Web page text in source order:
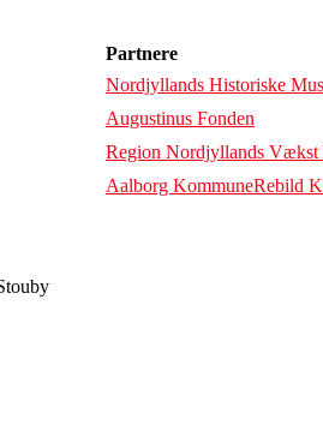
Partnere
Nordjyllands Historiske
Augustinus Fonden
Region Nordjyllands Vækst
Aalborg KommuneRebild